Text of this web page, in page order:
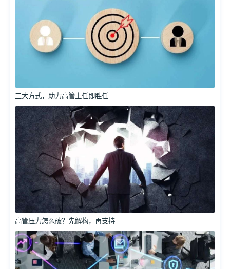
三大方式，助力高管上任即胜任
高管压力怎么破？先解构，再支持